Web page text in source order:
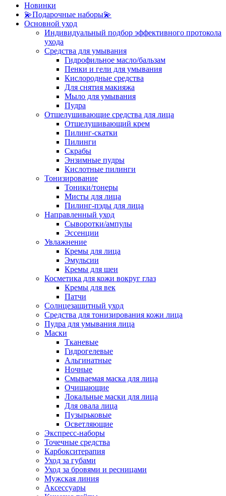
Новинки
💫Подарочные наборы💫
Основной уход
Индивидуальный подбор эффективного протокола
ухода
Средства для умывания
Гидрофильное масло/бальзам
Пенки и гели для умывания
Кислородные средства
Для снятия макияжа
Мыло для умывания
Пудра
Отшелушивающие средства для лица
Отшелушивающий крем
Пилинг-скатки
Пилинги
Скрабы
Энзимные пудры
Кислотные пилинги
Тонизирование
Тоники/тонеры
Мисты для лица
Пилинг-пэды для лица
Направленный уход
Сыворотки/ампулы
Эссенции
Увлажнение
Кремы для лица
Эмульсии
Кремы для шеи
Косметика для кожи вокруг глаз
Кремы для век
Патчи
Солнцезащитный уход
Средства для тонизирования кожи лица
Пудра для умывания лица
Маски
Тканевые
Гидрогелевые
Альгинатные
Ночные
Смываемая маска для лица
Очищающие
Локальные маски для лица
Для овала лица
Пузырьковые
Осветляющие
Экспресс-наборы
Точечные средства
Карбокситерапия
Уход за губами
Уход за бровями и ресницами
Мужская линия
Аксессуары